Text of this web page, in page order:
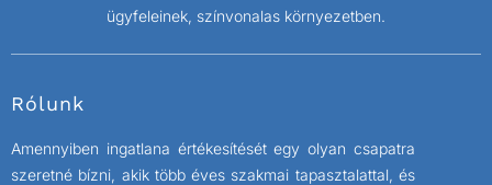
ügyfeleinek, színvonalas környezetben.
Rólunk
Amennyiben ingatlana értékesítését egy olyan csapatra
szeretné bízni, akik több éves szakmai tapasztalattal, és